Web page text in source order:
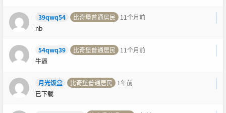
39qwq54 比奇堡普通居民
11个月前
nb
54qwq39 比奇堡普通居民
11个月前
牛逼
月光饭盒 比奇堡普通居民
1年前
已下载